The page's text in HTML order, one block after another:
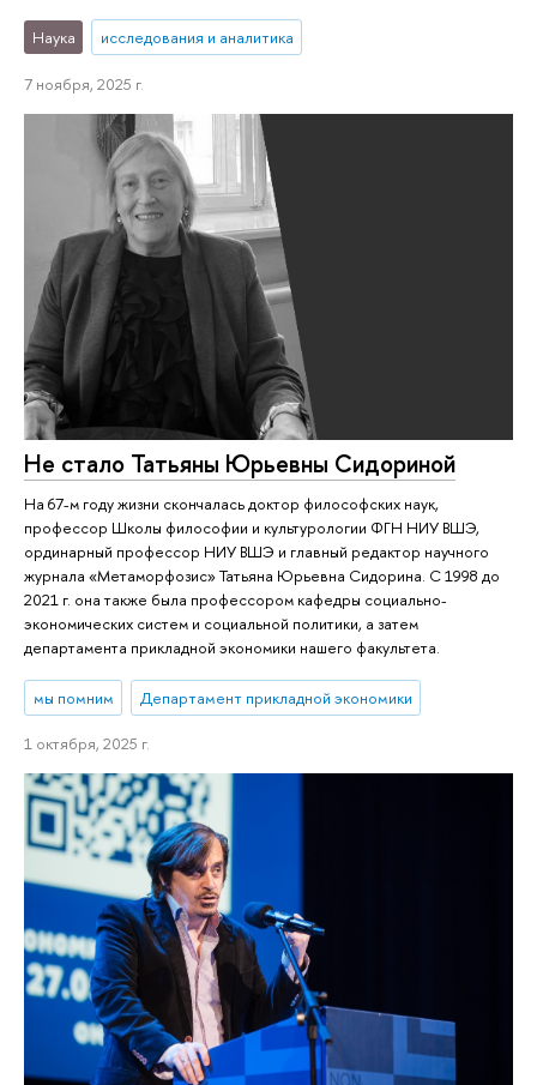
Наука исследования и аналитика
7 ноября, 2025 г.
Не стало Татьяны Юрьевны Сидориной
На 67-м году жизни скончалась доктор философских наук,
профессор Школы философии и культурологии ФГН НИУ ВШЭ,
ординарный профессор НИУ ВШЭ и главный редактор научного
журнала «Метаморфозис» Татьяна Юрьевна Сидорина. С 1998 до
2021 г. она также была профессором кафедры социально-
экономических систем и социальной политики, а затем
департамента прикладной экономики нашего факультета.
мы помним Департамент прикладной экономики
1 октября, 2025 г.